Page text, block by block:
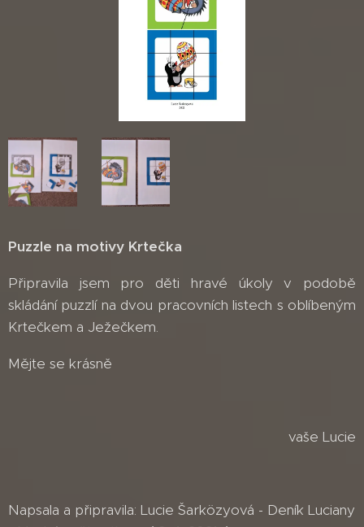
Puzzle na motivy Krtečka
Připravila jsem pro děti hravé úkoly v podobě
skládání puzzlí na dvou pracovních listech s oblíbeným
Krtečkem a Ježečkem.
Mějte se krásně
vaše Lucie
Napsala a připravila: Lucie Šarközyová - Deník Luciany